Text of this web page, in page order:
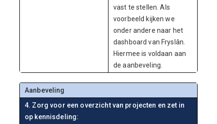
vast te stellen. Als
voorbeeld kijken we
onder andere naar het
dashboard van Fryslân.
Hiermee is voldaan aan
de aanbeveling.
Aanbeveling
4. Zorg voor een overzicht van projecten en zet in
op kennisdeling: